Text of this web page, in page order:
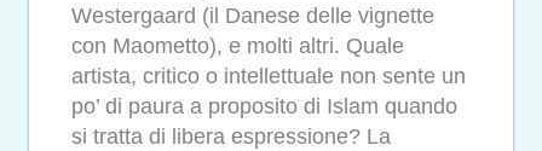
Westergaard (il Danese delle vignette
con Maometto), e molti altri. Quale
artista, critico o intellettuale non sente un
po’ di paura a proposito di Islam quando
si tratta di libera espressione? La